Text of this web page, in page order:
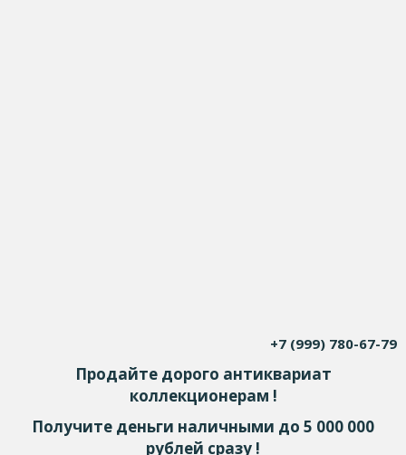
+7 (999) 780-67-79
Продайте дорого антиквариат
коллекционерам !
Получите деньги наличными до 5 000 000
рублей сразу !